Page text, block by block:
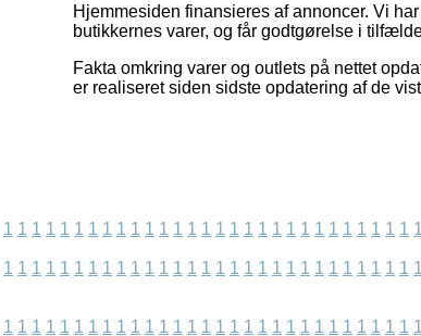
Hjemmesiden finansieres af annoncer. Vi
butikkernes varer, og får godtgørelse i
Fakta omkring varer og outlets på nettet
er realiseret siden sidste opdatering af de
1 1 1 1 1 1 1 1 1 1 1 1 1 1 1 1 1 1 1 1 1 1 1 1 1 1 1 1 1 1
1 1 1 1 1 1 1 1 1 1 1 1 1 1 1 1 1 1 1 1 1 1 1 1 1 1 1 1 1 1
1 1 1 1 1 1 1 1 1 1 1 1 1 1 1 1 1 1 1 1 1 1 1 1 1 1 1 1 1 1